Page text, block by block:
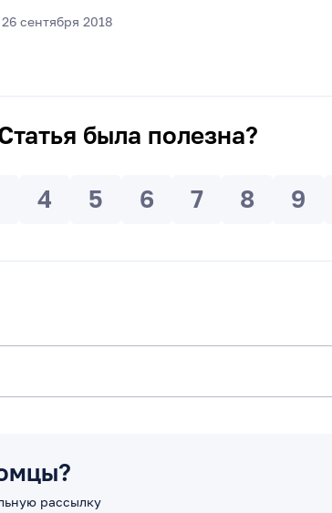
сентября 2018
была полезна?
9
8
7
6
5
4
рассылку